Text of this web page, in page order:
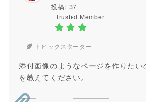
投稿: 37
Trusted Member
トピックスターター
添付画像のようなページを作りたい
を教えてください。